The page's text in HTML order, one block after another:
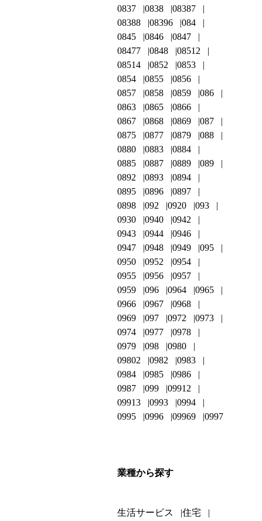
0837
0838
08387
08388
08396
084
0845
0846
0847
08477
0848
08512
08514
0852
0853
0854
0855
0856
0857
0858 0859
086
0863
0865
0866
0867
0868 0869
087
0875
0877 0879
088
0880
0883
0884
0885
0887 0889
089
0892
0893
0894
0895
0896
0897
0898
092 0920
093
0930
0940
0942
0943
0944
0946
0947
0948 0949
095
0950
0952
0954
0955
0956
0957
0959
096 0964
0965
0966
0967
0968
0969
097 0972
0973
0974
0977
0978
0979
098
0980
09802
0982
0983
0984
0985
0986
0987
099
09912
09913
0993
0994
0995
0996 09969 0997
業種から探す
生活サービス 住宅